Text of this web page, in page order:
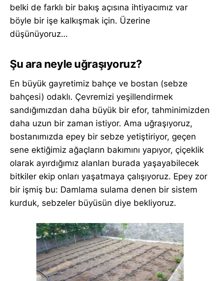
belki de farklı bir bakış açısına ihtiyacımız var
böyle bir işe kalkışmak için. Üzerine
düşünüyoruz…
Şu ara neyle uğraşıyoruz?
En büyük gayretimiz bahçe ve bostan (sebze
bahçesi) odaklı. Çevremizi yeşillendirmek
sandığımızdan daha büyük bir efor, tahminimizden
daha uzun bir zaman istiyor. Ama uğraşıyoruz,
bostanımızda epey bir sebze yetiştiriyor, geçen
sene ektiğimiz ağaçların bakımını yapıyor, çiçeklik
olarak ayırdığımız alanları burada yaşayabilecek
bitkiler ekip onları yaşatmaya çalışıyoruz. Epey zor
bir işmiş bu: Damlama sulama denen bir sistem
kurduk, sebzeler büyüsün diye bekliyoruz.